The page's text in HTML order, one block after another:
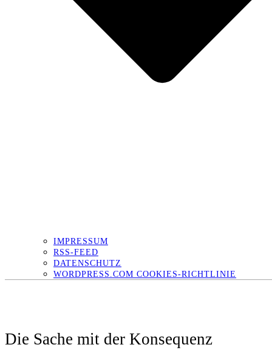
IMPRESSUM
RSS-FEED
DATENSCHUTZ
WORDPRESS.COM COOKIES-RICHTLINIE
Die Sache mit der Konsequenz